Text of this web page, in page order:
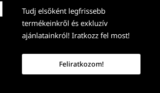
Tudj elsőként legfrissebb
termékeinkről és exkluzív
ajánlatainkról! Iratkozz fel most!
Feliratkozom!